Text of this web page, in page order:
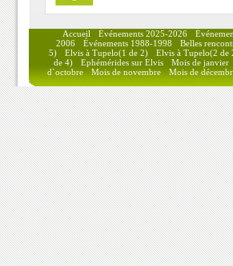
Accueil Événements 2025-2026
2006
Événements 1988-1998 Belles
5)
Elvis à Tupelo(1 de 2) Elvis à Tupelo(2 de
de 4)
Ephémérides sur Elvis Mois de janvier
d`octobre
Mois de novembre Mois de